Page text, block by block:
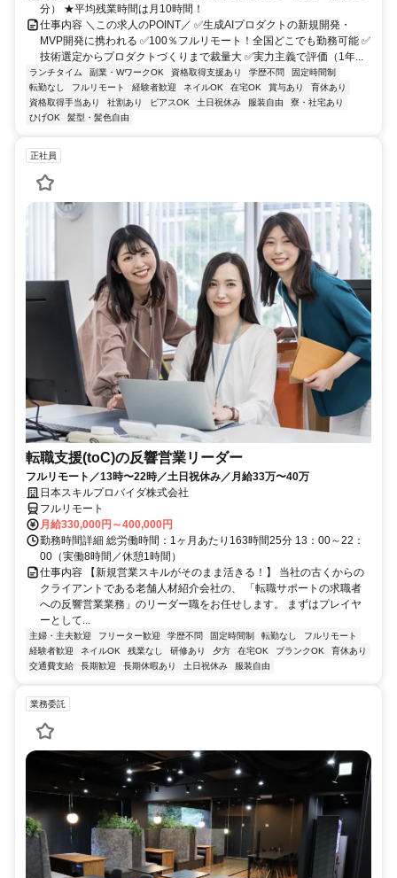
分） ★平均残業時間は月10時間！
仕事内容 ＼この求人のPOINT／ ✅生成AIプロダクトの新規開発・
MVP開発に携われる ✅100％フルリモート！全国どこでも勤務可能 ✅
技術選定からプロダクトづくりまで裁量大 ✅実力主義で評価（1年...
ランチタイム 副業・WワークOK 資格取得支援あり 学歴不問
固定時間制
転勤なし
フルリモート 経験者歓迎 ネイルOK 在宅OK 賞与あり
育休あり
資格取得手当あり
社割あり ピアスOK 土日祝休み 服装自由
寮・社宅あり
ひげOK
髪型・髪色自由
正社員
転職支援(toC)の反響営業リーダー
フルリモート／13時〜22時／土日祝休み／月給33万〜40万
日本スキルプロバイダ株式会社
フルリモート
月給330,000円～400,000円
勤務時間詳細 総労働時間：1ヶ月あたり163時間25分 13：00～22：
00（実働8時間／休憩1時間）
仕事内容 【新規営業スキルがそのまま活きる！】 当社の古くからの
クライアントである老舗人材紹介会社の、 「転職サポートの求職者
への反響営業業務」のリーダー職をお任せします。 まずはプレイヤ
ーとして...
主婦・主夫歓迎 フリーター歓迎 学歴不問 固定時間制 転勤なし
フルリモート
経験者歓迎
ネイルOK 残業なし 研修あり 夕方 在宅OK ブランクOK
育休あり
交通費支給
長期歓迎 長期休暇あり 土日祝休み 服装自由
業務委託